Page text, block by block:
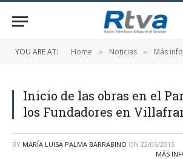
YOU ARE AT: Home » Noticias » Más
Inicio de las obras en el
los Fundadores en
BY MARÍA LUISA PALMA BARRABINO ON 22/05/2015
MÁS